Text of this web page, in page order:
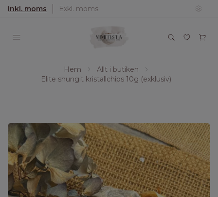
Inkl. moms Exkl. moms
Hem
Allt i butiken
Elite shungit kristallchips 10g (exklusiv)